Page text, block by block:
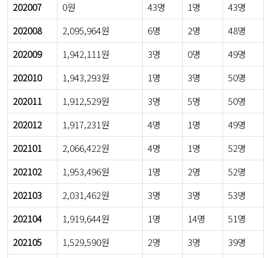
202007
0원 43명 1명
43명
202008
2,095,964원 6명 2명
48명
202009
1,942,111원 3명 0명
49명
202010
1,943,293원 1명 3명
50명
202011
1,912,529원 3명 5명
50명
202012
1,917,231원 4명 1명
49명
202101
2,066,422원 4명 1명
52명
202102
1,953,496원 1명 2명
52명
202103
2,031,462원 3명 3명
53명
202104
1,919,644원 1명 14명
51명
202105
1,529,590원 2명 3명
39명